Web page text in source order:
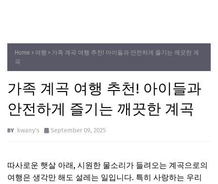
Home 여행
가족 계곡 여행 추천! 아이들과 안전하게 즐기는 깨끗한 계
곡
가족 계곡 여행 추천! 아이들과
안전하게 즐기는 깨끗한 계곡
kwany's September 09, 2025
따사로운 햇살 아래, 시원한 물소리가 들려오는 계곡으로의
여행은 생각만 해도 설레는 일입니다. 특히 사랑하는 우리